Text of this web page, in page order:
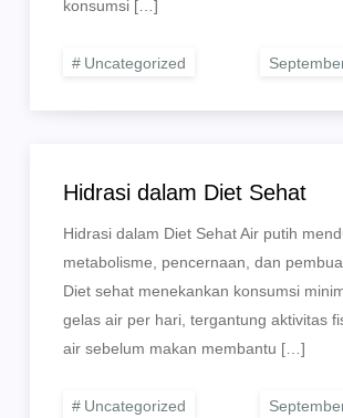
konsumsi […]
Uncategorized
Hidrasi dalam Diet Sehat
Hidrasi dalam Diet Sehat Air putih
metabolisme, pencernaan, dan
Diet sehat menekankan konsumsi
gelas air per hari, tergantung aktivitas
air sebelum makan membantu […]
Uncategorized